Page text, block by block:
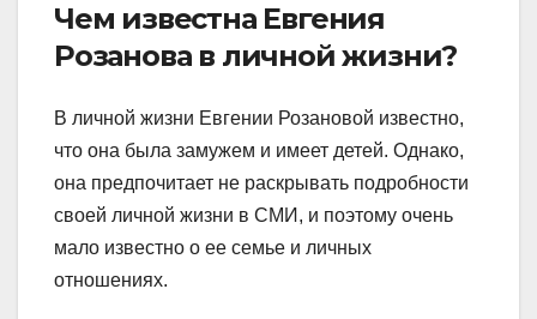
Чем известна Евгения
Розанова в личной жизни?
В личной жизни Евгении Розановой известно,
что она была замужем и имеет детей. Однако,
она предпочитает не раскрывать подробности
своей личной жизни в СМИ, и поэтому очень
мало известно о ее семье и личных
отношениях.